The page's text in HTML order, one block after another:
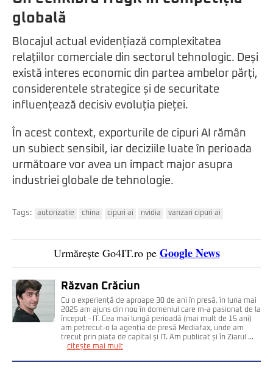
globală
Blocajul actual evidențiază complexitatea
relațiilor comerciale din sectorul tehnologic. Deși
există interes economic din partea ambelor părți,
considerentele strategice și de securitate
influențează decisiv evoluția pieței.
În acest context, exporturile de cipuri AI rămân
un subiect sensibil, iar deciziile luate în perioada
următoare vor avea un impact major asupra
industriei globale de tehnologie.
Tags: autorizatie china cipuri ai nvidia vanzari cipuri ai
Urmărește Go4IT.ro pe Google News
Răzvan Crăciun
Cu o experiență de aproape 30 de ani în presă, în luna mai
2025 am ajuns din nou în domeniul care m-a pasionat de la
început - IT. Cea mai lungă perioadă (mai mult de 15 ani)
am petrecut-o la agenția de presă Mediafax, unde am
trecut prin piața de capital și IT. Am publicat și în Ziarul ...
citește mai mult